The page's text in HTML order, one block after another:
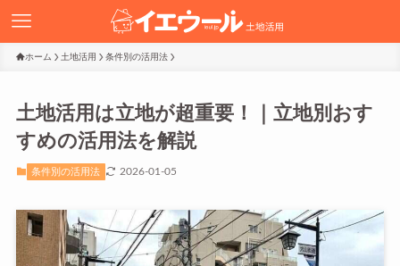
ホーム 土地活用 条件別の活用法
土地活用は立地が超重要！｜立地別おす
すめの活用法を解説
条件別の活用法 2026-01-05